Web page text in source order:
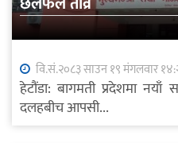
वि.सं.२०८३ साउन १९ मंगलवार
हेटौंडा: बागमती प्रदेशमा
दलहबीच आपसी...